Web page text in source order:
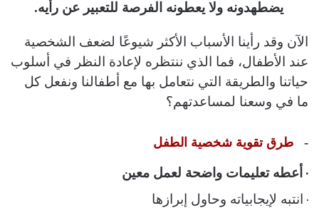
يضطهدونه ولا يعطونه الفرصة للتعبير عن رأيه.
الآن وقد رأينا الأسباب الأكثر شيوعًا لضعف الشخصية
عند الأطفال، فما الذي ننتظره لإعادة النظر في أسلوب
حياتنا والطريقة التي نتعامل بها مع أطفالنا ونفعل كل
ما في وسعنا لمساعدتهم؟
‏- طرق تقوية شخصية الطفل
· أعطه تعليمات واضحة لعمل معين
· انتبه لإيجابياته وحاول إبرازها